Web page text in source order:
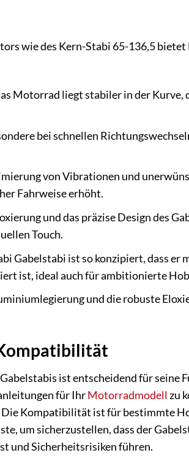
wie des Kern-Stabi 65-136,5
Motorrad liegt stabiler in der Kurve,
bei schnellen
von Vibrationen und
Fahrweise erhöht.
und das präzise Design des
Touch.
Gabelstabi ist so konzipiert, dass
ist, ideal auch für ambitionierte
und die robuste
ist entscheidend für seine
für IhrMotorradmodellzu
Kompatibilität ist für bestimmte
um sicherzustellen, dass der
und Sicherheitsrisiken führen.